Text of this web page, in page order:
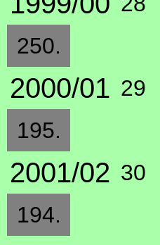
250.
2000/01 29
195.
2001/02 30
194.